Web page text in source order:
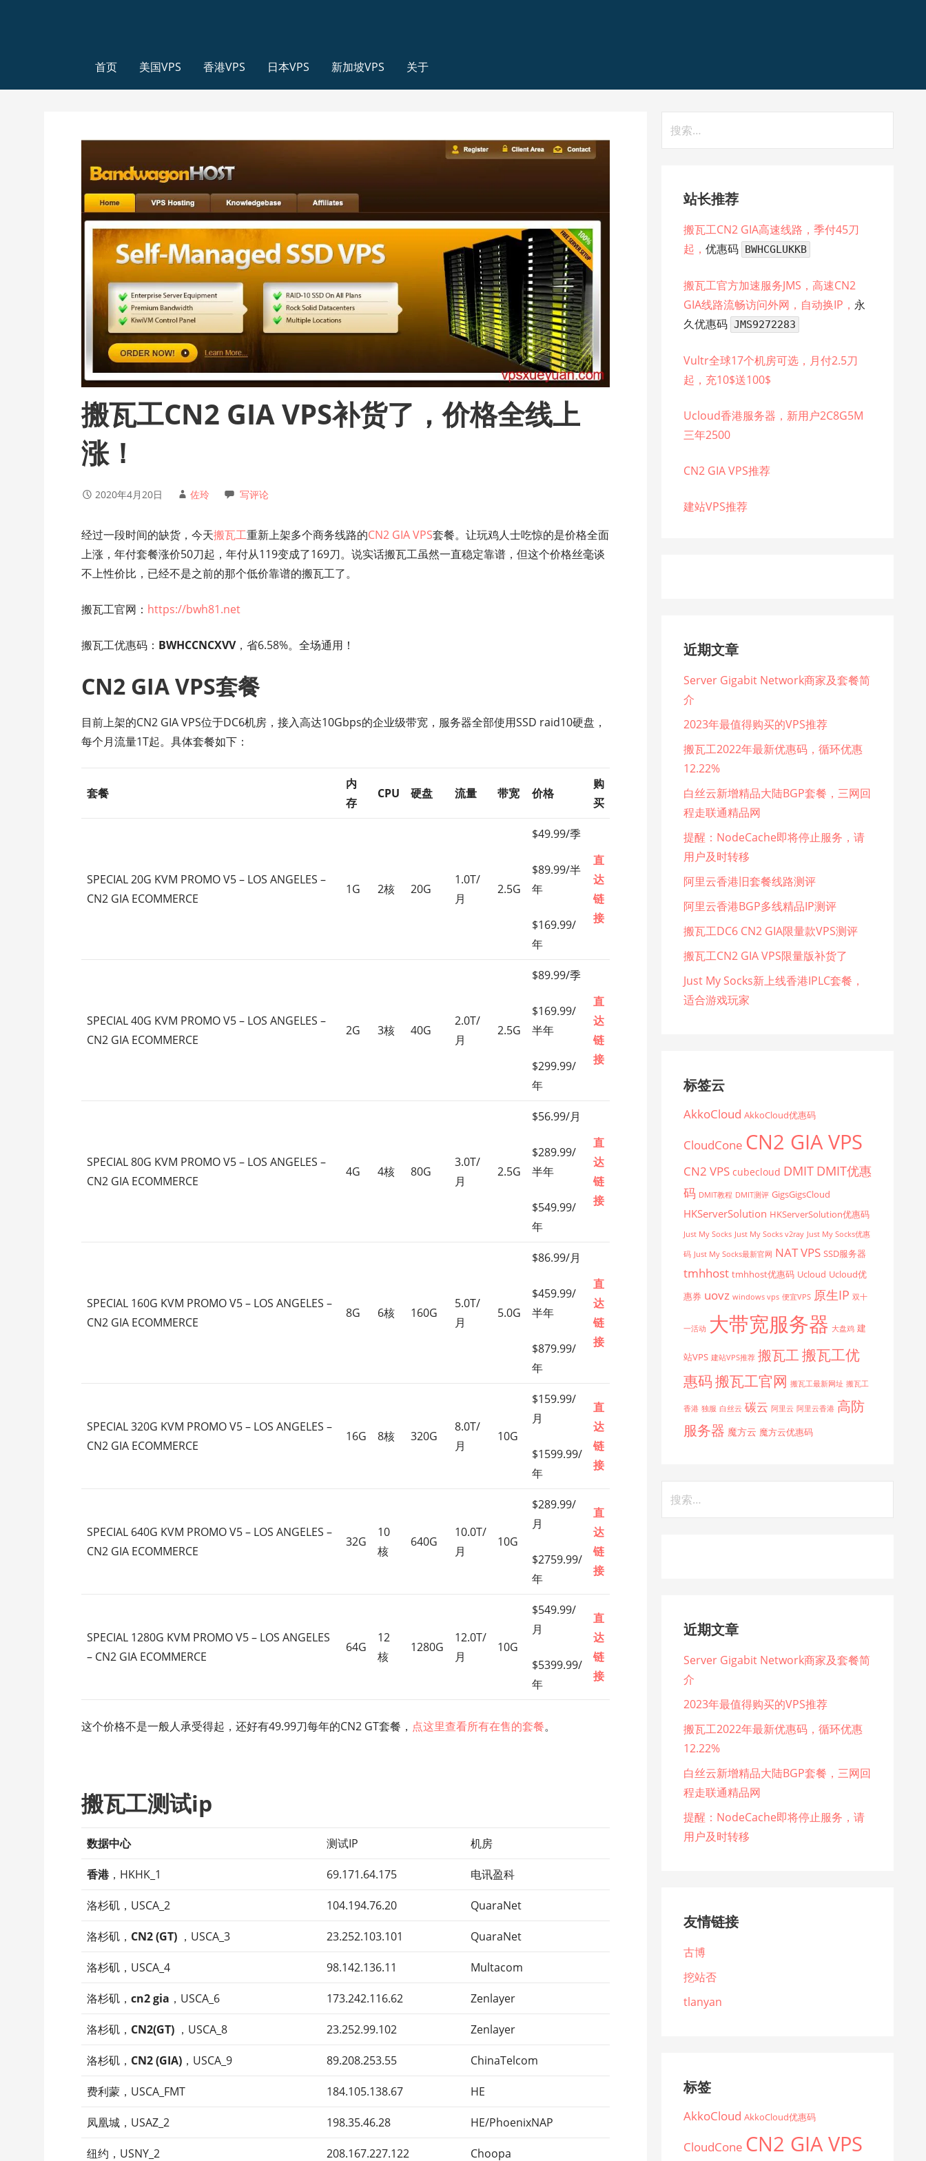
首页 美国VPS 香港VPS 日本VPS 新加坡VPS 关于
搬瓦工CN2 GIA VPS补货了，价格全线上
涨！
2020年4月20日 佐玲 写评论
经过一段时间的缺货，今天搬瓦工重新上架多个商务线路的CN2 GIA VPS套餐。让玩鸡人士吃惊的是价格全面
上涨，年付套餐涨价50刀起，年付从119变成了169刀。说实话搬瓦工虽然一直稳定靠谱，但这个价格丝毫谈
不上性价比，已经不是之前的那个低价靠谱的搬瓦工了。
搬瓦工官网： https://bwh81.net
搬瓦工优惠码： BWHCCNCXVV，省6.58%。全场通用！
CN2 GIA VPS套餐
目前上架的CN2 GIA VPS位于DC6机房，接入高达10Gbps的企业级带宽，服务器全部使用SSD raid10硬盘，
每个月流量1T起。具体套餐如下：
套餐
内
存
CPU 硬盘 流量 带宽 价格
购
买
SPECIAL 20G KVM PROMO V5 – LOS ANGELES –
CN2 GIA ECOMMERCE
1G 2核 20G
1.0T/
月
2.5G
$49.99/季
$89.99/半
年
$169.99/
年
直
达
链
接
SPECIAL 40G KVM PROMO V5 – LOS ANGELES –
CN2 GIA ECOMMERCE
2G 3核 40G
2.0T/
月
2.5G
$89.99/季
$169.99/
半年
$299.99/
年
直
达
链
接
SPECIAL 80G KVM PROMO V5 – LOS ANGELES –
CN2 GIA ECOMMERCE
4G 4核 80G
3.0T/
月
2.5G
$56.99/月
$289.99/
半年
$549.99/
年
直
达
链
接
SPECIAL 160G KVM PROMO V5 – LOS ANGELES –
CN2 GIA ECOMMERCE
8G 6核 160G
5.0T/
月
5.0G
$86.99/月
$459.99/
半年
$879.99/
年
直
达
链
接
SPECIAL 320G KVM PROMO V5 – LOS ANGELES –
CN2 GIA ECOMMERCE
16G 8核 320G
8.0T/
月
10G
$159.99/
月
$1599.99/
年
直
达
链
接
SPECIAL 640G KVM PROMO V5 – LOS ANGELES –
CN2 GIA ECOMMERCE
32G
10
核
640G
10.0T/
月
10G
$289.99/
月
$2759.99/
年
直
达
链
接
SPECIAL 1280G KVM PROMO V5 – LOS ANGELES
– CN2 GIA ECOMMERCE
64G
12
核
1280G
12.0T/
月
10G
$549.99/
月
$5399.99/
年
直
达
链
接
这个价格不是一般人承受得起，还好有49.99刀每年的CN2 GT套餐， 点这里查看所有在售的套餐。
搬瓦工测试ip
数据中心 测试IP 机房
香港，HKHK_1 69.171.64.175 电讯盈科
洛杉矶，USCA_2 104.194.76.20 QuaraNet
洛杉矶， CN2 (GT) ，USCA_3 23.252.103.101 QuaraNet
洛杉矶，USCA_4 98.142.136.11 Multacom
洛杉矶，cn2 gia ，USCA_6 173.242.116.62 Zenlayer
洛杉矶， CN2(GT) ，USCA_8 23.252.99.102 Zenlayer
洛杉矶， CN2 (GIA) ，USCA_9 89.208.253.55 ChinaTelcom
费利蒙，USCA_FMT 184.105.138.67 HE
凤凰城，USAZ_2 198.35.46.28 HE/PhoenixNAP
纽约，USNY_2 208.167.227.122 Choopa
索：
站长推荐
搬瓦工CN2 GIA高速线路，季付45刀
起， 优惠码 BWHCGLUKKB
搬瓦工官方加速服务JMS，高速CN2
GIA线路流畅访问外网，自动换IP， 永
久优惠码 JMS9272283
Vultr全球17个机房可选，月付2.5刀
起，充10$送100$
Ucloud香港服务器，新用户2C8G5M
三年2500
CN2 GIA VPS推荐
建站VPS推荐
近期文章
Server Gigabit Network商家及套餐简
介
2023年最值得购买的VPS推荐
搬瓦工2022年最新优惠码，循环优惠
12.22%
白丝云新增精品大陆BGP套餐，三网回
程走联通精品网
提醒：NodeCache即将停止服务，请
用户及时转移
阿里云香港旧套餐线路测评
阿里云香港BGP多线精品IP测评
搬瓦工DC6 CN2 GIA限量款VPS测评
搬瓦工CN2 GIA VPS限量版补货了
Just My Socks新上线香港IPLC套餐，
适合游戏玩家
标签云
AkkoCloud AkkoCloud优惠码
CloudCone CN2 GIA VPS
CN2 VPS cubecloud DMIT DMIT优惠
码 DMIT教程 DMIT测评 GigsGigsCloud
HKServerSolution HKServerSolution优惠码
Just My Socks Just My Socks v2ray Just My Socks优惠
码 Just My Socks最新官网 NAT VPS SSD服务器
tmhhost tmhhost优惠码 Ucloud Ucloud优
惠券 uovz windows vps 便宜VPS 原生IP 双十
一活动 大带宽服务器 大盘鸡 建
站VPS 建站VPS推荐 搬瓦工搬瓦工优
惠码搬瓦工官网 搬瓦工最新网址 搬瓦工
香港 独服 白丝云 碳云 阿里云 阿里云香港 高防
服务器 魔方云 魔方云优惠码
索：
近期文章
Server Gigabit Network商家及套餐简
介
2023年最值得购买的VPS推荐
搬瓦工2022年最新优惠码，循环优惠
12.22%
白丝云新增精品大陆BGP套餐，三网回
程走联通精品网
提醒：NodeCache即将停止服务，请
用户及时转移
友情链接
古博
挖站否
tlanyan
标签
AkkoCloud AkkoCloud优惠码
CloudCone CN2 GIA VPS